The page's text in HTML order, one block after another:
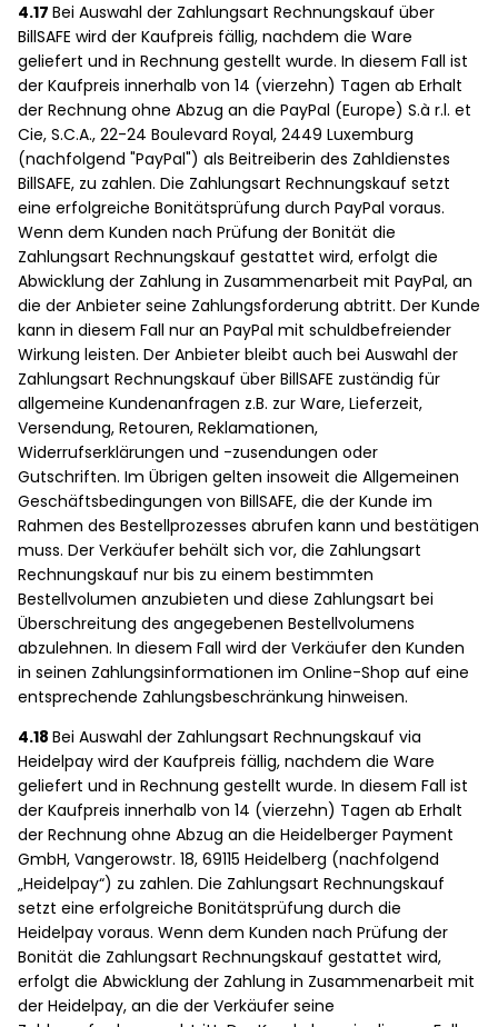
4.17 Bei Auswahl der Zahlungsart Rechnungskauf über
BillSAFE wird der Kaufpreis fällig, nachdem die Ware
geliefert und in Rechnung gestellt wurde. In diesem Fall ist
der Kaufpreis innerhalb von 14 (vierzehn) Tagen ab Erhalt
der Rechnung ohne Abzug an die PayPal (Europe) S.à r.l. et
Cie, S.C.A., 22-24 Boulevard Royal, 2449 Luxemburg
(nachfolgend "PayPal") als Beitreiberin des Zahldienstes
BillSAFE, zu zahlen. Die Zahlungsart Rechnungskauf setzt
eine erfolgreiche Bonitätsprüfung durch PayPal voraus.
Wenn dem Kunden nach Prüfung der Bonität die
Zahlungsart Rechnungskauf gestattet wird, erfolgt die
Abwicklung der Zahlung in Zusammenarbeit mit PayPal, an
die der Anbieter seine Zahlungsforderung abtritt. Der Kunde
kann in diesem Fall nur an PayPal mit schuldbefreiender
Wirkung leisten. Der Anbieter bleibt auch bei Auswahl der
Zahlungsart Rechnungskauf über BillSAFE zuständig für
allgemeine Kundenanfragen z.B. zur Ware, Lieferzeit,
Versendung, Retouren, Reklamationen,
Widerrufserklärungen und -zusendungen oder
Gutschriften. Im Übrigen gelten insoweit die Allgemeinen
Geschäftsbedingungen von BillSAFE, die der Kunde im
Rahmen des Bestellprozesses abrufen kann und bestätigen
muss. Der Verkäufer behält sich vor, die Zahlungsart
Rechnungskauf nur bis zu einem bestimmten
Bestellvolumen anzubieten und diese Zahlungsart bei
Überschreitung des angegebenen Bestellvolumens
abzulehnen. In diesem Fall wird der Verkäufer den Kunden
in seinen Zahlungsinformationen im Online-Shop auf eine
entsprechende Zahlungsbeschränkung hinweisen.
4.18 Bei Auswahl der Zahlungsart Rechnungskauf via
Heidelpay wird der Kaufpreis fällig, nachdem die Ware
geliefert und in Rechnung gestellt wurde. In diesem Fall ist
der Kaufpreis innerhalb von 14 (vierzehn) Tagen ab Erhalt
der Rechnung ohne Abzug an die Heidelberger Payment
GmbH, Vangerowstr. 18, 69115 Heidelberg (nachfolgend
„Heidelpay“) zu zahlen. Die Zahlungsart Rechnungskauf
setzt eine erfolgreiche Bonitätsprüfung durch die
Heidelpay voraus. Wenn dem Kunden nach Prüfung der
Bonität die Zahlungsart Rechnungskauf gestattet wird,
erfolgt die Abwicklung der Zahlung in Zusammenarbeit mit
der Heidelpay, an die der Verkäufer seine